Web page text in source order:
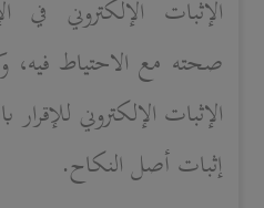
الإثبات الإلكتروني
صحته مع الاحتياط فيه،
الإثبات الإلكتروني
إثبات أصل النكاح.